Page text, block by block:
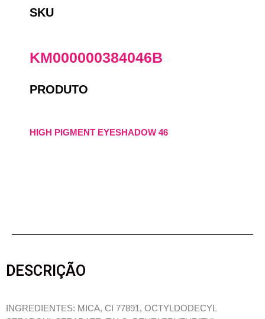
SKU
KM000000384046B
PRODUTO
HIGH PIGMENT EYESHADOW 46
DESCRIÇÃO
INGREDIENTES: MICA, CI 77891, OCTYLDODECYL